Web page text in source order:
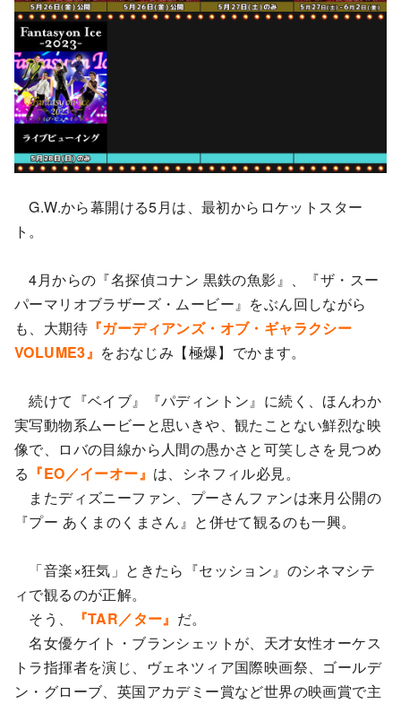
G.W.から幕開ける5月は、最初からロケットスター
ト。
4月からの『名探偵コナン 黒鉄の魚影』、『ザ・スー
パーマリオブラザーズ・ムービー』をぶん回しながら
も、大期待 『ガーディアンズ・オブ・ギャラクシー
VOLUME3』 をおなじみ【極爆】でかます。
続けて『ベイブ』『パディントン』に続く、ほんわか
実写動物系ムービーと思いきや、観たことない鮮烈な映
像で、ロバの目線から人間の愚かさと可笑しさを見つめ
る 『EO／イーオー』 は、シネフィル必見。
またディズニーファン、プーさんファンは来月公開の
『プー あくまのくまさん』と併せて観るのも一興。
「音楽×狂気」ときたら『セッション』のシネマシテ
ィで観るのが正解。
そう、
『TAR／ター』 だ。
名女優ケイト・ブランシェットが、天才女性オーケス
トラ指揮者を演じ、ヴェネツィア国際映画祭、ゴールデ
ン・グローブ、英国アカデミー賞など世界の映画賞で主